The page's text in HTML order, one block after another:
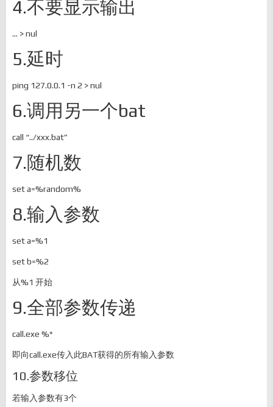
4.不要显示输出
… > nul
5.延时
ping 127.0.0.1 -n 2 > nul
6.调用另一个bat
call “../xxx.bat”
7.随机数
set a=%random%
8.输入参数
set a=%1
set b=%2
从%1 开始
9.全部参数传递
call.exe %*
即向call.exe传入此BAT获得的所有输入参数
10.参数移位
若输入参数有3个